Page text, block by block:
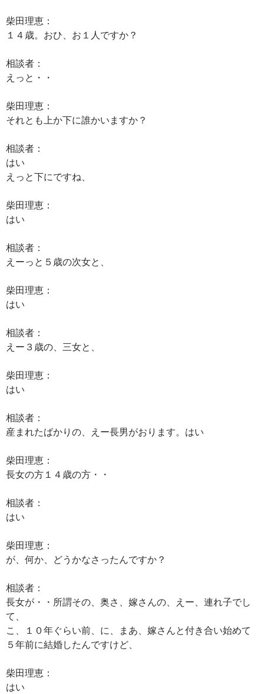
柴田理恵：
１４歳。おひ、お１人ですか？
相談者：
えっと・・
柴田理恵：
それとも上か下に誰かいますか？
相談者：
はい
えっと下にですね、
柴田理恵：
はい
相談者：
えーっと５歳の次女と、
柴田理恵：
はい
相談者：
えー３歳の、三女と、
柴田理恵：
はい
相談者：
産まれたばかりの、えー長男がおります。はい
柴田理恵：
長女の方１４歳の方・・
相談者：
はい
柴田理恵：
が、何か、どうかなさったんですか？
相談者：
長女が・・所謂その、奥さ、嫁さんの、えー、連れ子でし
て、
こ、１０年ぐらい前、に、まあ、嫁さんと付き合い始めて
５年前に結婚したんですけど、
柴田理恵：
はい